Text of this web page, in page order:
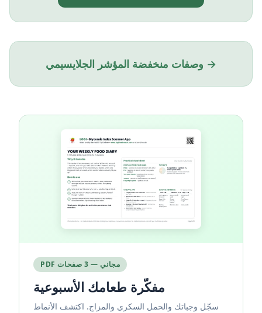
وصفات منخفضة المؤشر الجلايسيمي →
PDF مجاني — 3 صفحات
مفكّرة طعامك الأسبوعية
سجّل وجباتك والحمل السكري والمزاج. اكتشف الأنماط